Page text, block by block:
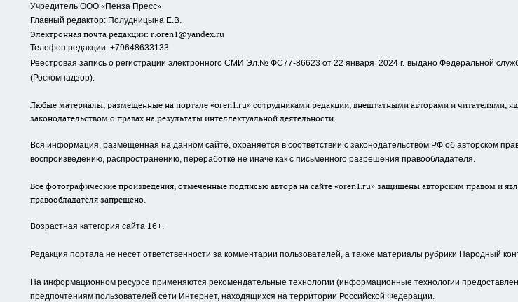
Учредитель ООО «Пенза Пресс»
Главный редактор: Полудницына Е.В.
Электронная почта редакции: r.oren1@yandex.ru
Телефон редакции: +79648633133
Реестровая запись о регистрации электронного СМИ Эл.№ ФС77-86623 от 22 января 2024 г. выдано Федеральной
(Роскомнадзор).
Любые материалы, размещенные на портале «oren1.ru» сотрудниками редакции, внештатными авторами и читателями,
законодательством о правах на результаты интеллектуальной деятельности.
Вся информация, размещенная на данном сайте, охраняется в соответствии с законодательством РФ об авторском
воспроизведению, распространению, переработке не иначе как с письменного разрешения правообладателя.
Все фотографические произведения, отмеченные подписью автора на сайте «oren1.ru» защищены авторским правом и
правообладателя запрещено.
Возрастная категория сайта 16+.
Редакция портала не несет ответственности за комментарии пользователей, а также материалы рубрики Народный
На информационном ресурсе применяются рекомендательные технологии (информационные технологии
предпочтениям пользователей сети Интернет, находящихся на территории Российской Федерации.